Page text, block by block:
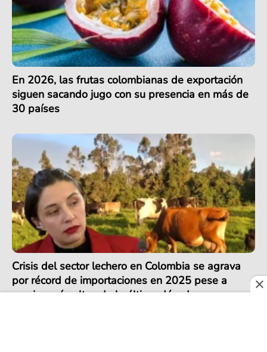
En 2026, las frutas colombianas de exportación
siguen sacando jugo con su presencia en más de
30 países
Crisis del sector lechero en Colombia se agrava
por récord de importaciones en 2025 pese a
precios más altos de la última década